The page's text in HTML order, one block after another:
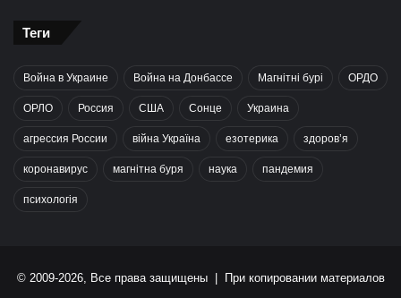
Теги
Война в Украине Война на Донбассе Магнітні бурі ОРДО
ОРЛО Россия США Сонце Украина
агрессия России війна Україна езотерика здоров’я
коронавирус магнітна буря наука пандемия
психологія
© 2009-2026, Все права защищены | При копировании материалов